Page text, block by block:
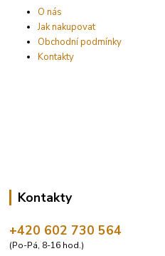
O nás
Jak nakupovat
Obchodní podmínky
Kontakty
Kontakty
+420 602 730 564
(Po-Pá, 8-16 hod.)